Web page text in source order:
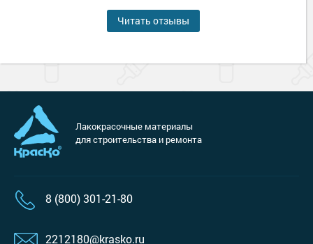
Читать отзывы
Лакокрасочные материалы
для строительства и ремонта
8 (800) 301-21-80
2212180@krasko.ru